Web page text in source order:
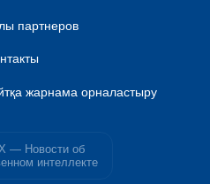
партнеров
жарнама орналастыру
— Новости об
интеллекте